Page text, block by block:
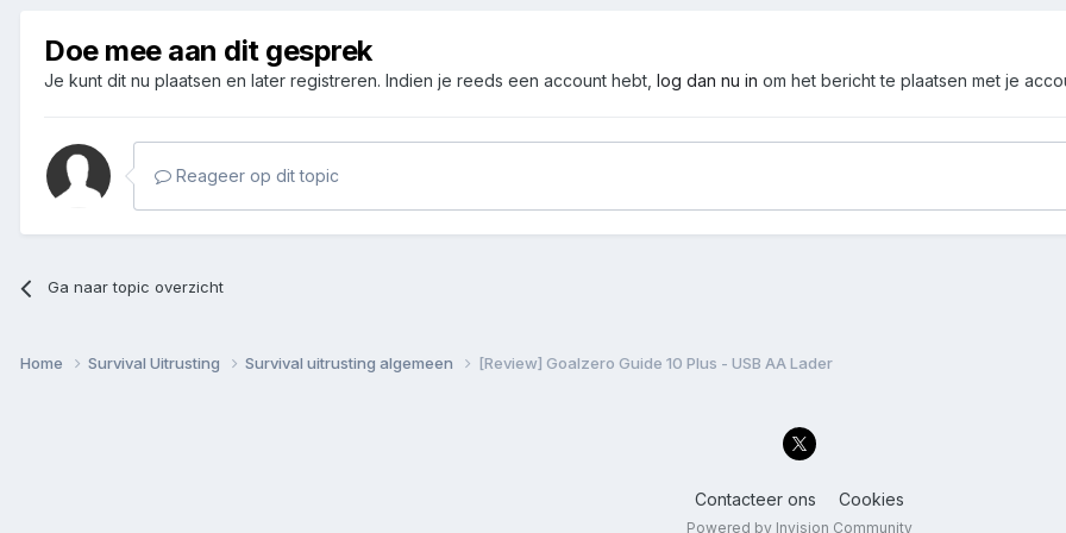
Doe mee aan dit gesprek
Je kunt dit nu plaatsen en later registreren. Indien je reeds een account hebt, log dan nu in om het bericht te plaatsen met je
Reageer op dit topic
Ga naar topic overzicht
Home Survival Uitrusting Survival uitrusting algemeen [Review] Goalzero Guide 10 Plus - USB AA Lader
Contacteer ons Cookies
Powered by Invision Community